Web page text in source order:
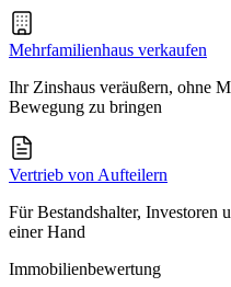
Mehrfamilienhaus verkaufen
Ihr Zinshaus veräußern, ohne
Bewegung zu bringen
Vertrieb von Aufteilern
Für Bestandshalter, Investoren
einer Hand
Immobilienbewertung